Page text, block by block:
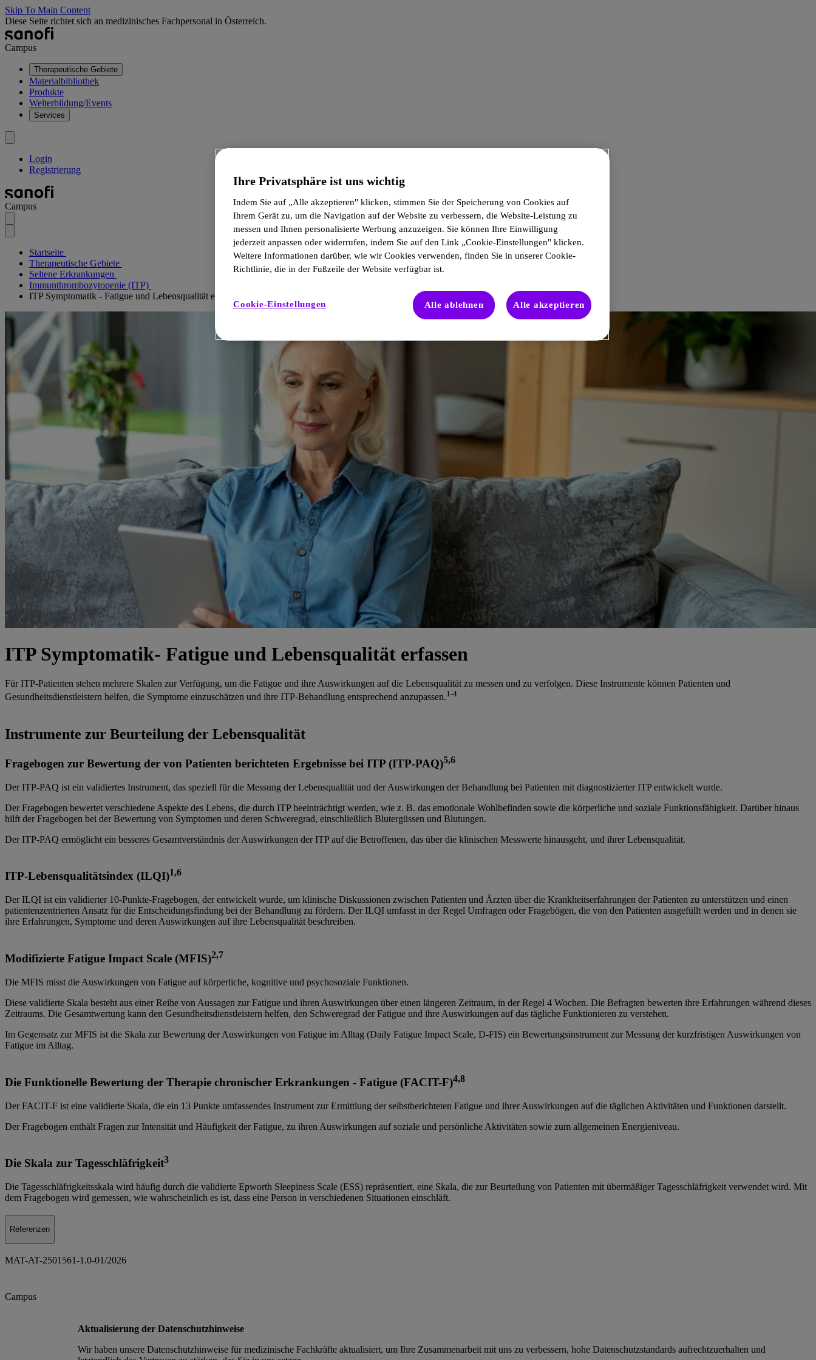
Skip To Main Content
Diese Seite richtet sich an medizinisches Fachpersonal in Österreich.
Campus
Therapeutische Gebiete
Materialbibliothek
Produkte
Weiterbildung/Events
Services
Login
Registrierung
Campus
Startseite
Therapeutische Gebiete
Seltene Erkrankungen
Immunthrombozytopenie (ITP)
ITP Symptomatik - Fatigue und Lebensqualität erfassen
ITP Symptomatik- Fatigue und Lebensqualität erfassen
Für ITP-Patienten stehen mehrere Skalen zur Verfügung, um die Fatigue und ihre Auswirkungen auf die Lebensqualität zu messen und zu verfolgen. Diese Instrumente können Patienten und
Gesundheitsdienstleistern helfen, die Symptome einzuschätzen und ihre ITP-Behandlung entsprechend anzupassen.1-4
Instrumente zur Beurteilung der Lebensqualität
Fragebogen zur Bewertung der von Patienten berichteten Ergebnisse bei ITP (ITP-PAQ)5,6
Der ITP-PAQ ist ein validiertes Instrument, das speziell für die Messung der Lebensqualität und der Auswirkungen der Behandlung bei Patienten mit diagnostizierter ITP entwickelt wurde.
Der Fragebogen bewertet verschiedene Aspekte des Lebens, die durch ITP beeinträchtigt werden, wie z. B. das emotionale Wohlbefinden sowie die körperliche und soziale Funktionsfähigkeit. Darüber hinaus
hilft der Fragebogen bei der Bewertung von Symptomen und deren Schweregrad, einschließlich Blutergüssen und Blutungen.
Der ITP-PAQ ermöglicht ein besseres Gesamtverständnis der Auswirkungen der ITP auf die Betroffenen, das über die klinischen Messwerte hinausgeht, und ihrer Lebensqualität.
ITP-Lebensqualitätsindex (ILQI)1,6
Der ILQI ist ein validierter 10-Punkte-Fragebogen, der entwickelt wurde, um klinische Diskussionen zwischen Patienten und Ärzten über die Krankheitserfahrungen der Patienten zu unterstützen und einen
patientenzentrierten Ansatz für die Entscheidungsfindung bei der Behandlung zu fördern. Der ILQI umfasst in der Regel Umfragen oder Fragebögen, die von den Patienten ausgefüllt werden und in denen sie
ihre Erfahrungen, Symptome und deren Auswirkungen auf ihre Lebensqualität beschreiben.
Modifizierte Fatigue Impact Scale (MFIS)2,7
Die MFIS misst die Auswirkungen von Fatigue auf körperliche, kognitive und psychosoziale Funktionen.
Diese validierte Skala besteht aus einer Reihe von Aussagen zur Fatigue und ihren Auswirkungen über einen längeren Zeitraum, in der Regel 4 Wochen. Die Befragten bewerten ihre Erfahrungen während dieses
Zeitraums. Die Gesamtwertung kann den Gesundheitsdienstleistern helfen, den Schweregrad der Fatigue und ihre Auswirkungen auf das tägliche Funktionieren zu verstehen.
Im Gegensatz zur MFIS ist die Skala zur Bewertung der Auswirkungen von Fatigue im Alltag (Daily Fatigue Impact Scale, D-FIS) ein Bewertungsinstrument zur Messung der kurzfristigen Auswirkungen von
Fatigue im Alltag.
Die Funktionelle Bewertung der Therapie chronischer Erkrankungen - Fatigue (FACIT-F)4,8
Der FACIT-F ist eine validierte Skala, die ein 13 Punkte umfassendes Instrument zur Ermittlung der selbstberichteten Fatigue und ihrer Auswirkungen auf die täglichen Aktivitäten und Funktionen darstellt.
Der Fragebogen enthält Fragen zur Intensität und Häufigkeit der Fatigue, zu ihren Auswirkungen auf soziale und persönliche Aktivitäten sowie zum allgemeinen Energieniveau.
Die Skala zur Tagesschläfrigkeit3
Die Tagesschläfrigkeitsskala wird häufig durch die validierte Epworth Sleepiness Scale (ESS) repräsentiert, eine Skala, die zur Beurteilung von Patienten mit übermäßiger Tagesschläfrigkeit verwendet wird. Mit
dem Fragebogen wird gemessen, wie wahrscheinlich es ist, dass eine Person in verschiedenen Situationen einschläft.
Referenzen
MAT-AT-2501561-1.0-01/2026
Campus
Aktualisierung der Datenschutzhinweise
Wir haben unsere Datenschutzhinweise für medizinische Fachkräfte aktualisiert, um Ihre Zusammenarbeit mit uns zu verbessern, hohe Datenschutzstandards aufrechtzuerhalten und
Ihre Privatsphäre ist uns wichtig
Indem Sie auf „Alle akzeptieren" klicken, stimmen Sie der Speicherung von Cookies auf
Ihrem Gerät zu, um die Navigation auf der Website zu verbessern, die Website-Leistung zu
messen und Ihnen personalisierte Werbung anzuzeigen. Sie können Ihre Einwilligung
jederzeit anpassen oder widerrufen, indem Sie auf den Link „Cookie-Einstellungen" klicken.
Weitere Informationen darüber, wie wir Cookies verwenden, finden Sie in unserer Cookie-
Richtlinie, die in der Fußzeile der Website verfügbar ist.
Cookie-Einstellungen Alle ablehnen Alle akzeptieren